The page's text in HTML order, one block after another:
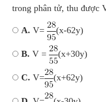
trong phân tử, thu được
A. V= (x-62y)
B. V = (x+30y)
C. V= (x+62y)